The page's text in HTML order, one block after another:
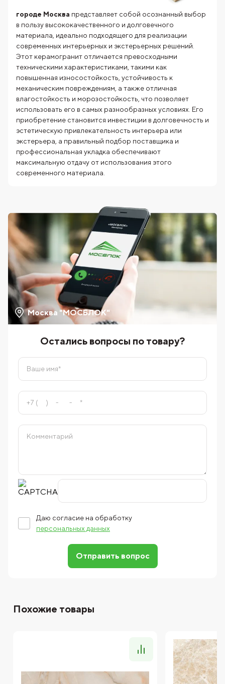
городе Москва представляет собой осознанный выбор
в пользу высококачественного и долговечного
материала, идеально подходящего для реализации
современных интерьерных и экстерьерных решений.
Этот керамогранит отличается превосходными
техническими характеристиками, такими как
повышенная износостойкость, устойчивость к
механическим повреждениям, а также отличная
влагостойкость и морозостойкость, что позволяет
использовать его в самых разнообразных условиях. Его
приобретение становится инвестиции в долговечность и
эстетическую привлекательность интерьера или
экстерьера, а правильный подбор поставщика и
профессиональная укладка обеспечивают
максимальную отдачу от использования этого
современного материала.
Москва "МОСБЛОК"
Остались вопросы по товару?
Даю согласие на обработку
персональных данных
Отправить вопрос
Похожие товары